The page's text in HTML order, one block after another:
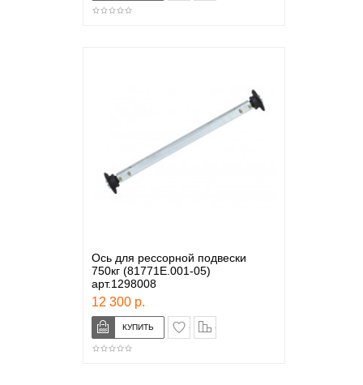
Ось для рессорной подвески
750кг (81771E.001-05)
арт.1298008
12 300 р.
в закладки